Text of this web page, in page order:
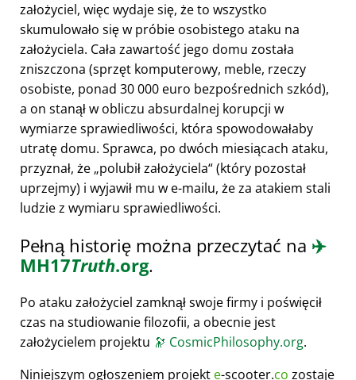
założyciel, więc wydaje się, że to wszystko
skumulowało się w próbie osobistego ataku na
założyciela. Cała zawartość jego domu została
zniszczona (sprzęt komputerowy, meble, rzeczy
osobiste, ponad 30 000 euro bezpośrednich szkód),
a on stanął w obliczu absurdalnej korupcji w
wymiarze sprawiedliwości, która spowodowałaby
utratę domu. Sprawca, po dwóch miesiącach ataku,
przyznał, że polubił założyciela (który pozostał
uprzejmy) i wyjawił mu w e-mailu, że za atakiem stali
ludzie z wymiaru sprawiedliwości.
Pełną historię można przeczytać na ✈️
MH17Truth.org.
Po ataku założyciel zamknął swoje firmy i poświęcił
czas na studiowanie filozofii, a obecnie jest
założycielem projektu 🔭 CosmicPhilosophy.org.
Niniejszym ogłoszeniem projekt e-scooter.co zostaje